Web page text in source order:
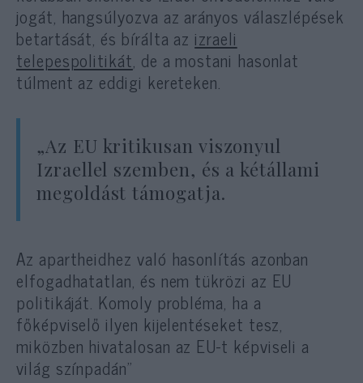
jogát, hangsúlyozva az arányos válaszlépések
betartását, és bírálta az izraeli
telepespolitikát, de a mostani hasonlat
túlment az eddigi kereteken.
„Az EU kritikusan viszonyul
Izraellel szemben, és a kétállami
megoldást támogatja.
Az apartheidhez való hasonlítás azonban
elfogadhatatlan, és nem tükrözi az EU
politikáját. Komoly probléma, ha a
főképviselő ilyen kijelentéseket tesz,
miközben hivatalosan az EU-t képviseli a
világ színpadán”